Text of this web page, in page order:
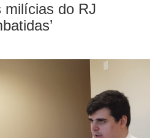
milícias do RJ